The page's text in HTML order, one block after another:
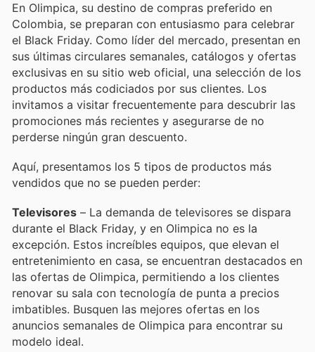
En Olimpica, su destino de compras preferido en
Colombia, se preparan con entusiasmo para celebrar
el Black Friday. Como líder del mercado, presentan en
sus últimas circulares semanales, catálogos y ofertas
exclusivas en su sitio web oficial, una selección de los
productos más codiciados por sus clientes. Los
invitamos a visitar frecuentemente para descubrir las
promociones más recientes y asegurarse de no
perderse ningún gran descuento.
Aquí, presentamos los 5 tipos de productos más
vendidos que no se pueden perder:
Televisores – La demanda de televisores se dispara
durante el Black Friday, y en Olimpica no es la
excepción. Estos increíbles equipos, que elevan el
entretenimiento en casa, se encuentran destacados en
las ofertas de Olimpica, permitiendo a los clientes
renovar su sala con tecnología de punta a precios
imbatibles. Busquen las mejores ofertas en los
anuncios semanales de Olimpica para encontrar su
modelo ideal.